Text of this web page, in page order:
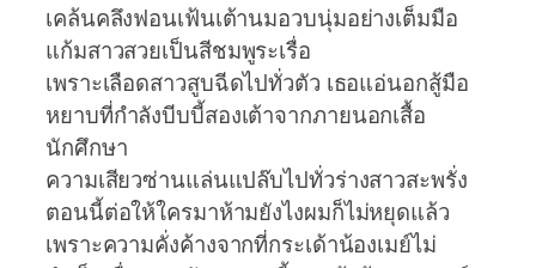
เคล้นคลึงฟอนเฟ้นเต้านมอวบนุ่มอย่างเต็มมือ
แก้มสาวสวยเป็นสีชมพูระเรื่อ
เพราะเลือดสาวสูบฉีดไปทั่วตัว เธอแอ่นอกสู้มือ
หยาบที่กำลังบีบบี้สองเต้าจากภายนอกเสื้อ
นักศึกษา
ความเสียวซ่านแล่นแปล๊บไปทั่วร่างสาวสะพรั่ง
ตอนนี้ต่อให้ใครมาห้ามยังไงผมก็ไม่หยุดแล้ว
เพราะความคั่งค้างจากที่กระเด้าน้องเมย์ไม่